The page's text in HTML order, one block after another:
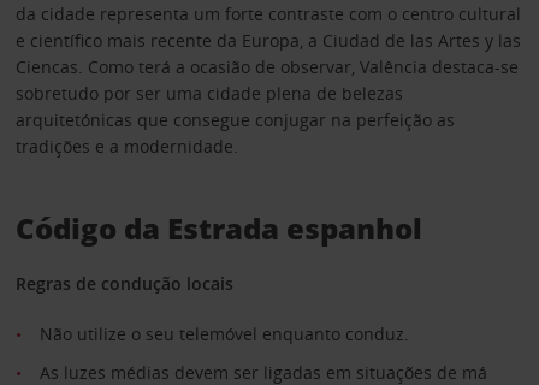
da cidade representa um forte contraste com o centro cultural
e científico mais recente da Europa, a Ciudad de las Artes y las
Ciencas. Como terá a ocasião de observar, Valência destaca-se
sobretudo por ser uma cidade plena de belezas
arquitetónicas que consegue conjugar na perfeição as
tradições e a modernidade.
Código da Estrada espanhol
Regras de condução locais
Não utilize o seu telemóvel enquanto conduz.
As luzes médias devem ser ligadas em situações de má